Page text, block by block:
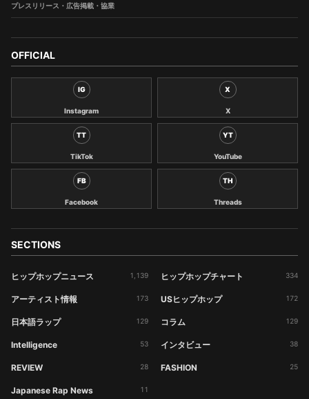
プレスリリース・広告掲載・協業
OFFICIAL
IG
Instagram
X
X
TT
TikTok
YT
YouTube
FB
Facebook
TH
Threads
SECTIONS
ヒップホップニュース 1,139 ヒップホップチャート 334
アーティスト情報 173 USヒップホップ 172
日本語ラップ 129 コラム 129
Intelligence 53 インタビュー 38
REVIEW 28 FASHION 25
Japanese Rap News 11